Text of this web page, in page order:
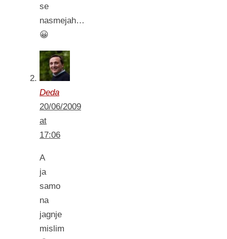
se
nasmejah…
😀
Deda
20/06/2009
at
17:06
A
ja
samo
na
jagnje
mislim